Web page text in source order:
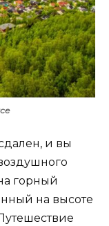
и вы
горный
на высоте